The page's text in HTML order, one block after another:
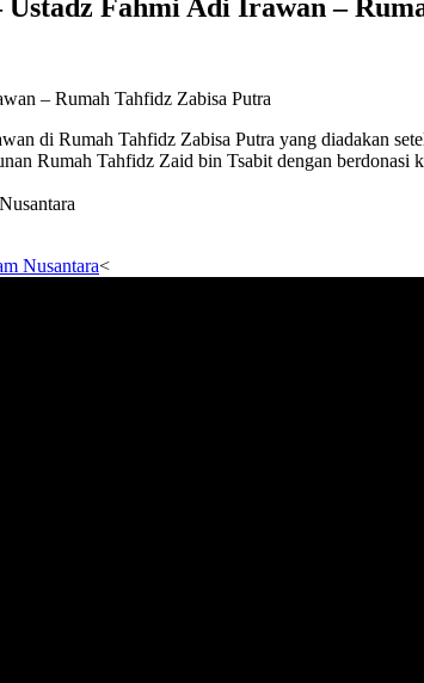
Fahmi Adi Irawan –
– Rumah Tahfidz Zabisa Putra
di Rumah Tahfidz Zabisa Putra yang diadakan
Rumah Tahfidz Zaid bin Tsabit dengan
Nusantara<